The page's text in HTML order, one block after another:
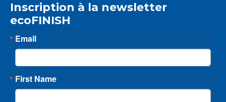
Inscription à la newsletter
ecoFINISH
Email
First Name